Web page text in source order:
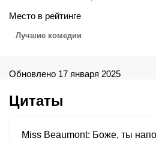
Место в рейтинге
Лучшие комедии
Обновлено 17 января 2025
Цитаты
Miss Beaumont Боже, ты